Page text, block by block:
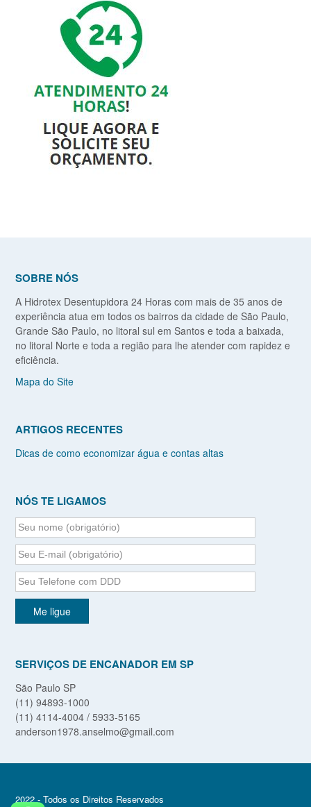
SOBRE NÓS
A Hidrotex Desentupidora 24 Horas com mais de 35 anos de
experiência atua em todos os bairros da cidade de São Paulo,
Grande São Paulo, no litoral sul em Santos e toda a baixada,
no litoral Norte e toda a região para lhe atender com rapidez e
eficiência.
Mapa do Site
ARTIGOS RECENTES
Dicas de como economizar água e contas altas
NÓS TE LIGAMOS
SERVIÇOS DE ENCANADOR EM SP
São Paulo SP
(11) 94893-1000
(11) 4114-4004 / 5933-5165
anderson1978.anselmo@gmail.com
2022 - Todos os Direitos Reservados